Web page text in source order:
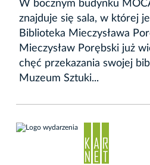
W bocznym budynku
znajduje się sala, w której
Biblioteka Mieczysława
Mieczysław Porębski już
chęć przekazania swojej
Muzeum Sztuki...